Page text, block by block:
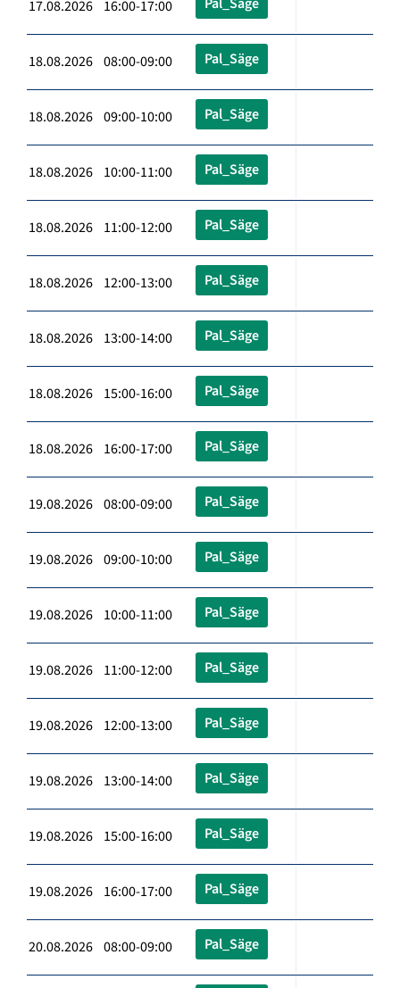
17.08.2026 16:00-17:00
18.08.2026 08:00-09:00 Pal_Säge
18.08.2026 09:00-10:00 Pal_Säge
18.08.2026 10:00-11:00 Pal_Säge
18.08.2026 11:00-12:00 Pal_Säge
18.08.2026 12:00-13:00 Pal_Säge
18.08.2026 13:00-14:00 Pal_Säge
18.08.2026 15:00-16:00 Pal_Säge
18.08.2026 16:00-17:00 Pal_Säge
19.08.2026 08:00-09:00 Pal_Säge
19.08.2026 09:00-10:00 Pal_Säge
19.08.2026 10:00-11:00 Pal_Säge
19.08.2026 11:00-12:00 Pal_Säge
19.08.2026 12:00-13:00 Pal_Säge
19.08.2026 13:00-14:00 Pal_Säge
19.08.2026 15:00-16:00 Pal_Säge
19.08.2026 16:00-17:00 Pal_Säge
20.08.2026 08:00-09:00 Pal_Säge